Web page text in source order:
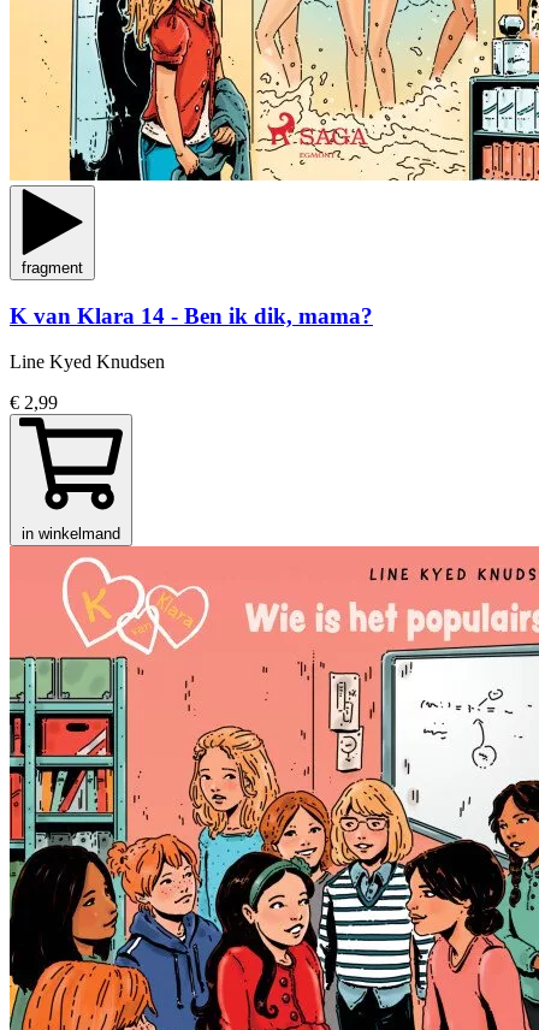
fragment
K van Klara 14 - Ben ik dik, mama?
Line Kyed Knudsen
€ 2,99
in winkelmand